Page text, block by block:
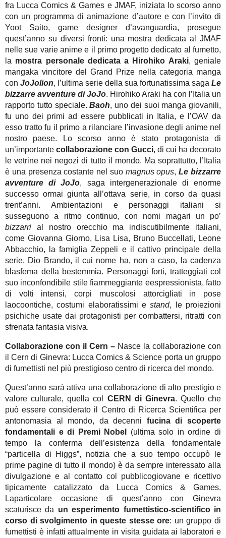
fra Lucca Comics & Games e JMAF, iniziata lo scorso anno
con un programma di animazione d’autore e con l’invito di
Yoot Saito, game designer d’avanguardia, prosegue
quest’anno su diversi fronti: una mostra dedicata al JMAF
nelle sue varie anime e il primo progetto dedicato al fumetto,
la mostra personale dedicata a Hirohiko Araki, geniale
mangaka vincitore del Grand Prize nella categoria manga
con JoJolion, l’ultima serie della sua fortunatissima saga Le
bizzarre avventure di JoJo. Hirohiko Araki ha con l’Italia un
rapporto tutto speciale.Baoh, uno dei suoi manga giovanili,
fu uno dei primi ad essere pubblicati in Italia, e l’OAV da
esso tratto fu il primo a rilanciare l’invasione degli anime nel
nostro paese. Lo scorso anno è stato protagonista di
un’importante collaborazione con Gucci, di cui ha decorato
le vetrine nei negozi di tutto il mondo. Ma soprattutto, l’Italia
è una presenza costante nel suo magnus opus,Le bizzarre
avventure di JoJo, saga intergenerazionale di enorme
successo ormai giunta all’ottava serie, in corso da quasi
trent’anni. Ambientazioni e personaggi italiani si
susseguono a ritmo continuo, con nomi magari un po’
bizzarri al nostro orecchio ma indiscutibilmente italiani,
come Giovanna Giorno, Lisa Lisa, Bruno Buccellati, Leone
Abbacchio, la famiglia Zeppeli e il cattivo principale della
serie, Dio Brando, il cui nome ha, non a caso, la cadenza
blasfema della bestemmia. Personaggi forti, tratteggiati col
suo inconfondibile stile fiammeggiante eespressionista, fatto
di volti intensi, corpi muscolosi attorcigliati in pose
laocoontiche, costumi elaboratissimi estand, le proiezioni
psichiche usate dai protagonisti per combattersi, ritratti con
sfrenata fantasia visiva.
Collaborazione con il Cern – Nasce la collaborazione con
il Cern di Ginevra: Lucca Comics & Science porta un gruppo
di fumettisti nel più prestigioso centro di ricerca del mondo.
Quest’anno sarà attiva una collaborazione di alto prestigio e
valore culturale, quella col CERN di Ginevra. Quello che
può essere considerato il Centro di Ricerca Scientifica per
antonomasia al mondo, da decenni fucina di scoperte
fondamentali e di Premi Nobel
(ultima solo in ordine di
tempo la conferma dell’esistenza della fondamentale
“particella di Higgs”, notizia che a suo tempo occupò le
prime pagine di tutto il mondo) è da sempre interessato alla
divulgazione e al contatto col pubblicogiovane e ricettivo
tipicamente catalizzato da Lucca Comics & Games.
Laparticolare occasione di quest’anno con Ginevra
scaturisce da un esperimento fumettistico-scientifico in
corso di svolgimento in queste stesse ore: un gruppo di
fumettisti è infatti attualmente in visita guidata ai laboratori e